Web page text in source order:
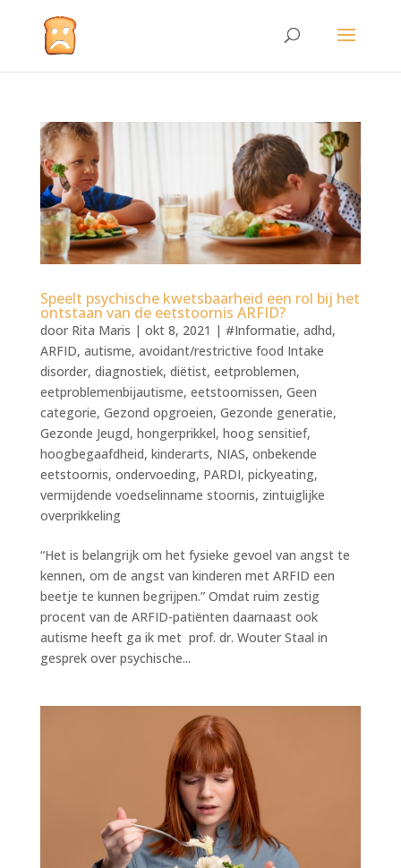
Speelt psychische kwetsbaarheid een rol bij het
ontstaan van de eetstoornis ARFID?
door Rita Maris | okt 8, 2021 | #Informatie, adhd,
ARFID, autisme, avoidant/restrictive food Intake
disorder, diagnostiek, diëtist, eetproblemen,
eetproblemenbijautisme, eetstoornissen, Geen
categorie, Gezond opgroeien, Gezonde generatie,
Gezonde Jeugd, hongerprikkel, hoog sensitief,
hoogbegaafdheid, kinderarts, NIAS, onbekende
eetstoornis, ondervoeding, PARDI, pickyeating,
vermijdende voedselinname stoornis, zintuiglijke
overprikkeling
“Het is belangrijk om het fysieke gevoel van angst te
kennen, om de angst van kinderen met ARFID een
beetje te kunnen begrijpen.” Omdat ruim zestig
procent van de ARFID-patiënten daarnaast ook
autisme heeft ga ik met prof. dr. Wouter Staal in
gesprek over psychische...